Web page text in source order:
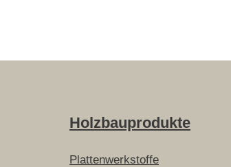
Holzbauprodukte
Plattenwerkstoffe